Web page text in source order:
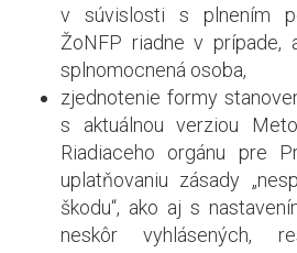
v súvislosti s plnením
ŽoNFP riadne v prípade,
splnomocnená osoba,
zjednotenie formy
s aktuálnou verziou
Riadiaceho orgánu pre
uplatňovaniu zásady
škodu“, ako aj s
neskôr vyhlásených,